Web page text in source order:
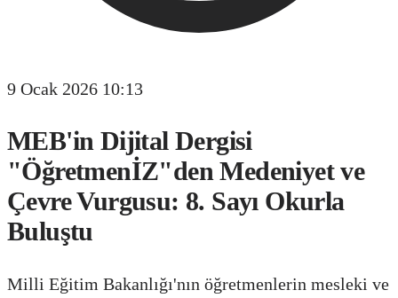
9 Ocak 2026 10:13
MEB'in Dijital Dergisi
"ÖğretmenİZ"den Medeniyet ve
Çevre Vurgusu: 8. Sayı Okurla
Buluştu
Milli Eğitim Bakanlığı'nın öğretmenlerin mesleki ve